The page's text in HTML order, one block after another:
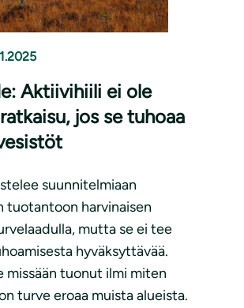
Aktiivihiili ei ole
jos se tuhoaa
suunnitelmiaan
tuotantoon harvinaisen
mutta se ei tee
hyväksyttävää.
missään tuonut ilmi miten
turve eroaa muista alueista.